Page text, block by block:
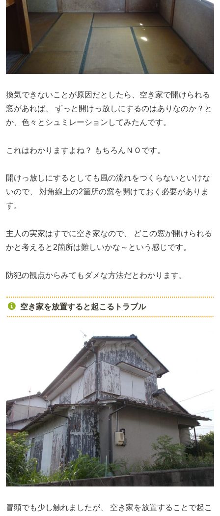
換気できないことが原因だとしたら、空き家で開けられる
窓があれば、
ずっと開けっ放しにするのはありなのか？と
か、色々とシュミレーションしてみたんです。
これはわかりますよね？ もちろんＮＯです。
開けっ放しにするとしても風の流れをつくらないといけな
いので、
対角線上の2箇所の窓を開けておく必要がありま
す。
主人の実家はすでに空き家なので、
どこの窓が開けられる
かと考えると2箇所は難しいかな～という感じです。
防犯の観点からみてもダメな方法だとわかります。
空き家を放置すると起こるトラブル
冒頭でも少し触れましたが、
空き家を放置することで起こ